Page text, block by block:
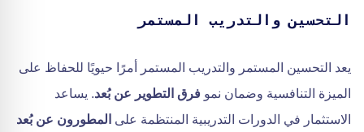
التحسين والتدريب المستمر
يعد التحسين المستمر والتدريب المستمر أمرًا حيويًا للحفاظ على
الميزة التنافسية وضمان نمو فرق التطوير عن بُعد. يساعد
الاستثمار في الدورات التدريبية المنتظمة على المطورون عن بُعد